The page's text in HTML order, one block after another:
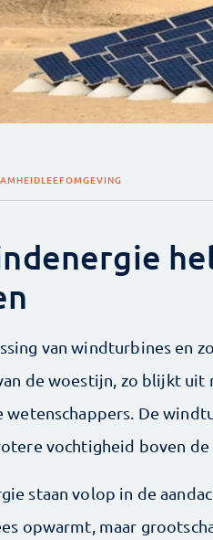
LEEFOMGEVING
van windturbines en
de woestijn, zo blijkt uit
wetenschappers. De
vochtigheid boven
staan volop in de
opwarmt, maar